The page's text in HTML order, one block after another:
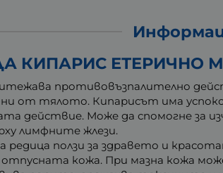
КИПАРИС ЕТЕРИЧНО
противовъзпалително
от тялото. Кипарисът има
действие. Може да спомогне за
лимфните жлези.
редица ползи за здравето и
кожа. При мазна кожа